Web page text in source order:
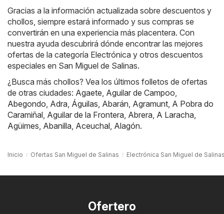
Gracias a la información actualizada sobre descuentos y
chollos, siempre estará informado y sus compras se
convertirán en una experiencia más placentera. Con
nuestra ayuda descubrirá dónde encontrar las mejores
ofertas de la categoría Electrónica y otros descuentos
especiales en San Miguel de Salinas.
¿Busca más chollos? Vea los últimos folletos de ofertas
de otras ciudades: Agaete Aguilar de Campoo
Abegondo Adra Águilas Abarán Agramunt A Pobra do
Caramiñal Aguilar de la Frontera Abrera A Laracha
Agüimes Abanilla Aceuchal Alagón.
Inicio Ofertas San Miguel de Salinas Electrónica San Miguel de
Ofertero